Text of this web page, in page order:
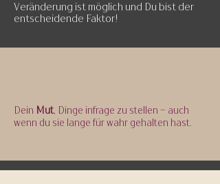
Veränderung ist möglich und Du bist der
entscheidende Faktor!
Dein Mut, Dinge infrage zu stellen – auch
wenn du sie lange für wahr gehalten hast.